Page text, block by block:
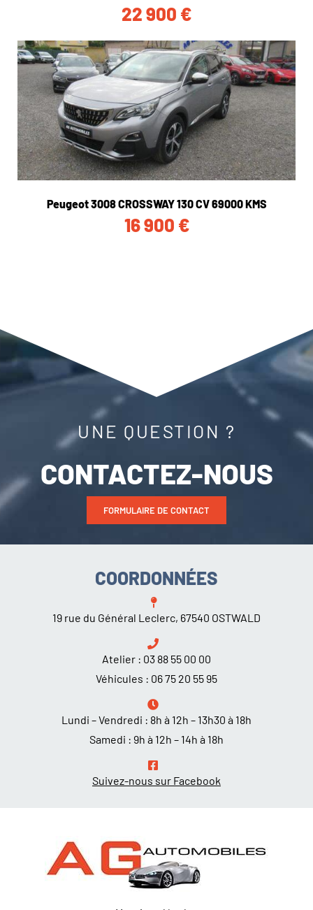
22 900 €
Peugeot 3008 CROSSWAY 130 CV 69000 KMS
16 900 €
UNE QUESTION ?
CONTACTEZ-NOUS
FORMULAIRE DE CONTACT
COORDONNÉES
19 rue du Général Leclerc, 67540 OSTWALD
Atelier : 03 88 55 00 00
Véhicules : 06 75 20 55 95
Lundi – Vendredi : 8h à 12h – 13h30 à 18h
Samedi : 9h à 12h – 14h à 18h
Suivez-nous sur Facebook